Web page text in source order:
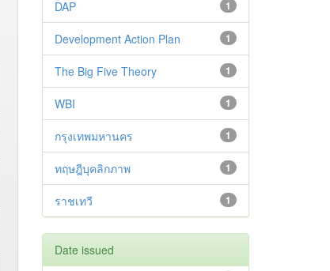
1
DAP
1
Development Action Plan
1
The Big Five Theory
1
WBI
1
กรุงเทพมหานคร
1
ทฤษฎีบุคลิกภาพ
1
ราชเทวี
Date issued